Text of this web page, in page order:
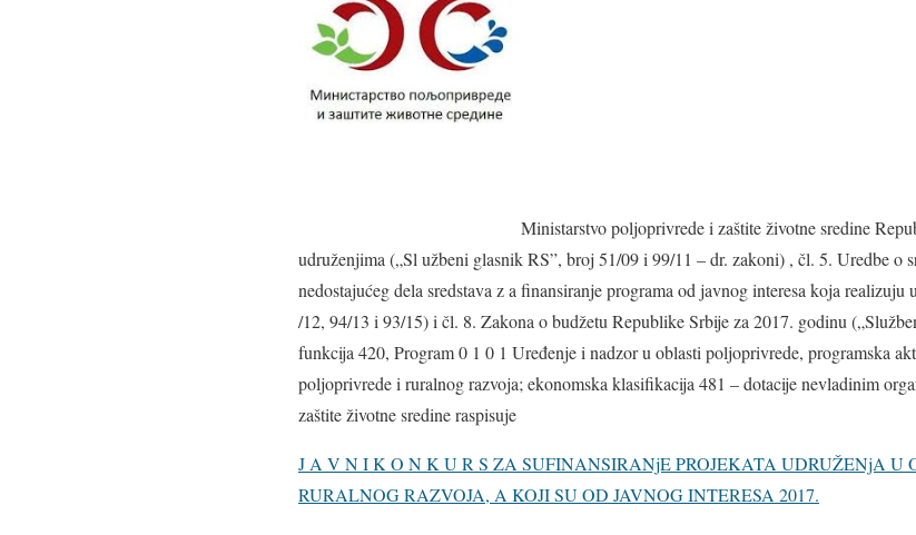
Ministarstvo poljoprivrede i zaštite životne sredine
udruženjima („Sl užbeni glasnik RS”, broj 51/09 i 99/11 – dr. zakoni) , čl. 5. Uredbe o
nedostajućeg dela sredstava z a finansiranje programa od javnog interesa koja
/12, 94/13 i 93/15) i čl. 8. Zakona o budžetu Republike Srbije za 2017. godinu
funkcija 420, Program 0 1 0 1 Uređenje i nadzor u oblasti poljoprivrede, programska
poljoprivrede i ruralnog razvoja; ekonomska klasifikacija 481 – dotacije nevladinim
zaštite životne sredine raspisuje
J A V N I K O N K U R S ZA SUFINANSIRANjE PROJEKATA UDRUŽENjA U
RURALNOG RAZVOJA, A KOJI SU OD JAVNOG INTERESA 2017.